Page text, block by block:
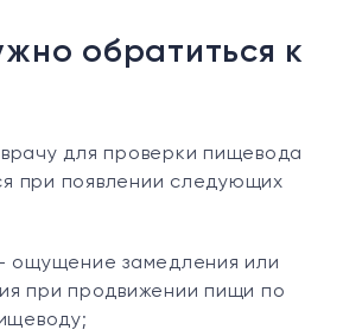
обратиться к
для проверки пищевода
при появлении следующих
ощущение замедления или
при продвижении пищи по